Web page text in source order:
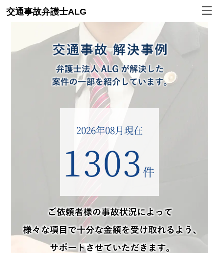
交通事故弁護士ALG
2026年08月現在
1303 件